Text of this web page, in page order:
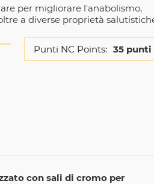
per migliorare l'anabolismo,
a diverse proprietà
Punti NC Points: 35 punti
con sali di cromo per